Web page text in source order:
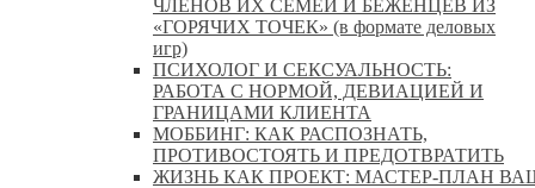
ЧЛЕНОВ ИХ СЕМЕЙ И БЕЖЕНЦЕВ ИЗ
«ГОРЯЧИХ ТОЧЕК» (в формате деловых
игр)
ПСИХОЛОГ И СЕКСУАЛЬНОСТЬ:
РАБОТА С НОРМОЙ, ДЕВИАЦИЕЙ И
ГРАНИЦАМИ КЛИЕНТА
МОББИНГ: КАК РАСПОЗНАТЬ,
ПРОТИВОСТОЯТЬ И ПРЕДОТВРАТИТЬ
ЖИЗНЬ КАК ПРОЕКТ: МАСТЕР‑ПЛАН